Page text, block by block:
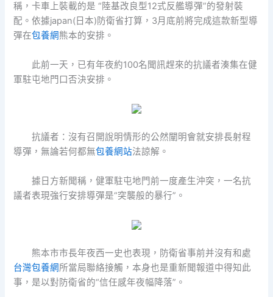
稱，卡車上裝載的是 “陸基改良型12式反艦導彈”的發射裝
配。依據japan(日本)防衛省打算，3月底前將完成這款新型導
彈在包養網熊本的安排。
此前一天，已有年夜約100名聞訊趕來的抗議者湊集在健
軍駐屯地門口否決安排。
抗議者：沒有召開說明情形的公然闡明會就安排長射程
導彈，無論若何都無包養網站法諒解。
據日方新聞稱，健軍駐屯地門前一度產生沖突，一名抗
議者表現強行安排導彈是“突襲般的暴行”。
熊本市市長年夜西一史也表現，防衛省事前并沒有和處
台灣包養網所當局聯絡接觸，本身也是重新聞報道中得知此
事，是以對防衛省的“信任感年夜幅降落”。